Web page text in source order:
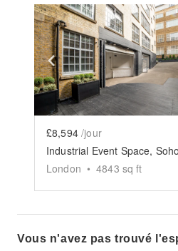
Show previous slide
£8,594 /jour
Industrial Event Space, Soho
London • 4843 sq ft
Vous n'avez pas trouvé